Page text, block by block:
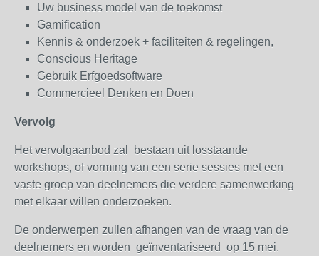
Uw business model van de toekomst
Gamification
Kennis & onderzoek + faciliteiten & regelingen,
Conscious Heritage
Gebruik Erfgoedsoftware
Commercieel Denken en Doen
Vervolg
Het vervolgaanbod zal bestaan uit losstaande
workshops, of vorming van een serie sessies met een
vaste groep van deelnemers die verdere samenwerking
met elkaar willen onderzoeken.
De onderwerpen zullen afhangen van de vraag van de
deelnemers en worden geïnventariseerd op 15 mei.